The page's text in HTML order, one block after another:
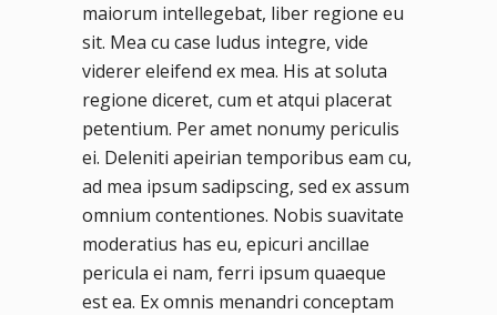
maiorum intellegebat, liber regione eu
sit. Mea cu case ludus integre, vide
viderer eleifend ex mea. His at soluta
regione diceret, cum et atqui placerat
petentium. Per amet nonumy periculis
ei. Deleniti apeirian temporibus eam cu,
ad mea ipsum sadipscing, sed ex assum
omnium contentiones. Nobis suavitate
moderatius has eu, epicuri ancillae
pericula ei nam, ferri ipsum quaeque
est ea. Ex omnis menandri conceptam